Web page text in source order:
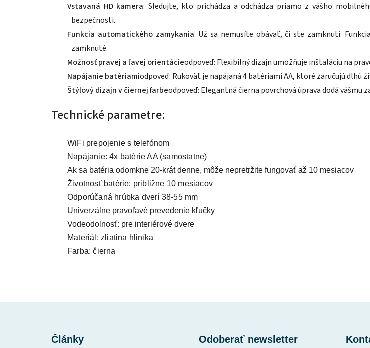
Vstavaná HD kamera: Sledujte, kto prichádza a odchádza priamo z vášho
bezpečnosti.
Funkcia automatického zamykania: Už sa nemusíte obávať, či ste zamknutí.
zamknuté.
Možnosť pravej a ľavej orientácieodpoveď: Flexibilný dizajn umožňuje inštaláciu na
Napájanie batériamiodpoveď: Rukoväť je napájaná 4 batériami AA, ktoré zaručujú
Štýlový dizajn v čiernej farbeodpoveď: Elegantná čierna povrchová úprava dodá vášmu
Technické parametre:
WiFi prepojenie s telefónom
Napájanie: 4x batérie AA (samostatne)
Ak sa batéria odomkne 20-krát denne, môže nepretržite fungovať až 10 mesiacov
Životnosť batérie: približne 10 mesiacov
Odporúčaná hrúbka dverí 38-55 mm
Univerzálne pravoľavé prevedenie kľučky
Vodeodolnosť: pre interiérové dvere
Materiál: zliatina hliníka
Farba: čierna
Články Odoberať newsletter